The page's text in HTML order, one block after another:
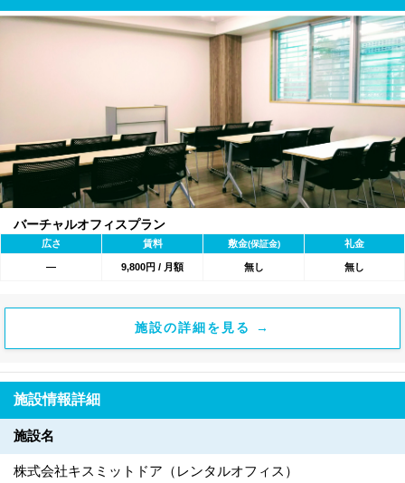
バーチャルオフィスプラン
広さ 賃料 敷金(保証金) 礼金
― 9,800円 / 月額 無し 無し
施設の詳細を見る →
施設情報詳細
施設名
株式会社キスミットドア（レンタルオフィス）